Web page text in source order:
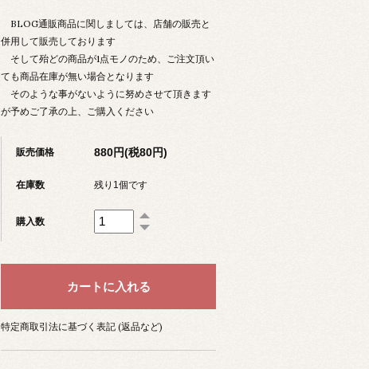
BLOG通販商品に関しましては、店舗の販売と
併用して販売しております
そして殆どの商品が1点モノのため、ご注文頂い
ても商品在庫が無い場合となります
そのような事がないように努めさせて頂きます
が予めご了承の上、ご購入ください
販売価格 880円(税80円)
在庫数 残り1個です
購入数
特定商取引法に基づく表記 (返品など)